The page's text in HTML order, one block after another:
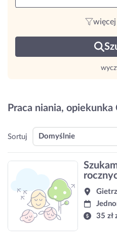
Praca niania, opiekunka
Sortuj
35 zł